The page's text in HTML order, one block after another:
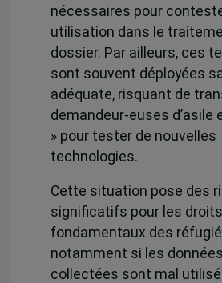
nécessaires pour
utilisation dans le
dossier. Par ailleurs, ces
sont souvent déployées
adéquate,risquant de
demandeur-euses d’asile
» pour tester de nouvelles
technologies.
Cette situation pose des
significatifs pour les droits
fondamentaux des
notamment si les
collectées sont mal